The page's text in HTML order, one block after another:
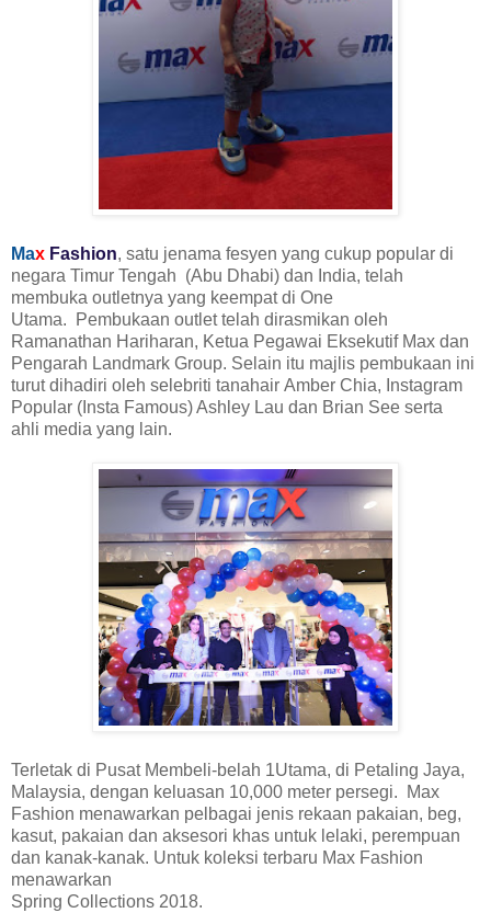
Max Fashion, satu jenama fesyen yang cukup popular di
negara Timur Tengah (Abu Dhabi) dan India, telah
membuka outletnya yang keempat di One
Utama. Pembukaan outlet telah dirasmikan oleh
Ramanathan Hariharan, Ketua Pegawai Eksekutif Max dan
Pengarah Landmark Group. Selain itu majlis pembukaan ini
turut dihadiri oleh selebriti tanahair Amber Chia, Instagram
Popular (Insta Famous) Ashley Lau dan Brian See serta
ahli media yang lain.
Terletak di Pusat Membeli-belah 1Utama, di Petaling Jaya,
Malaysia, dengan keluasan 10,000 meter persegi. Max
Fashion menawarkan pelbagai jenis rekaan pakaian, beg,
kasut, pakaian dan aksesori khas untuk lelaki, perempuan
dan kanak-kanak. Untuk koleksi terbaru Max Fashion
menawarkan
Spring Collections 2018.